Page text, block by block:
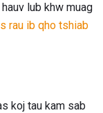
lub khw muag
rau ib qho tshiab
koj tau kam sab